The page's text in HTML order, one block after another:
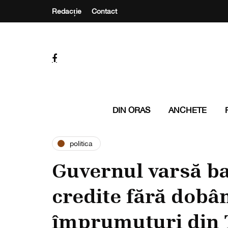
Redacție Contact
DIN ORAS ANCHETE
politica
Guvernul varsă
credite fără
împrumuturi din